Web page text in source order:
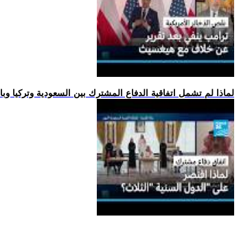
.. لماذا لم تشمل اتفاقية الدفاع المشترك بين السعودية وتركيا وبا